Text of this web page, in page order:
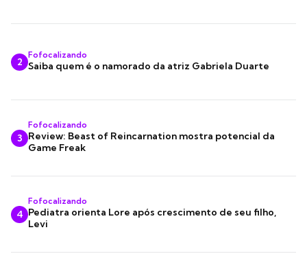
2
Fofocalizando
Saiba quem é o namorado da atriz Gabriela Duarte
3
Fofocalizando
Review: Beast of Reincarnation mostra potencial da
Game Freak
4
Fofocalizando
Pediatra orienta Lore após crescimento de seu filho,
Levi